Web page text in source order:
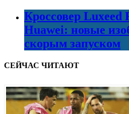
Кроссовер Luxeed
Huawei: новые
скорым запуском
СЕЙЧАС ЧИТАЮТ